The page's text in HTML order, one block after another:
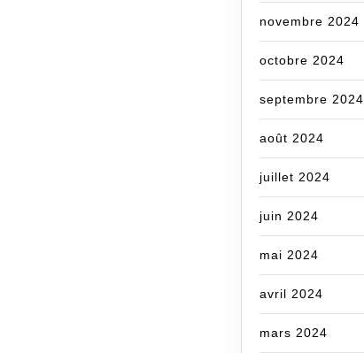
novembre 2024
octobre 2024
septembre 2024
août 2024
juillet 2024
juin 2024
mai 2024
avril 2024
mars 2024